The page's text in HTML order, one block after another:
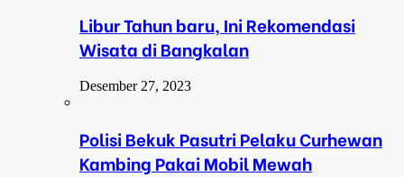
Libur Tahun baru, Ini Rekomendasi
Wisata di Bangkalan
Desember 27, 2023
Polisi Bekuk Pasutri Pelaku Curhewan
Kambing Pakai Mobil Mewah